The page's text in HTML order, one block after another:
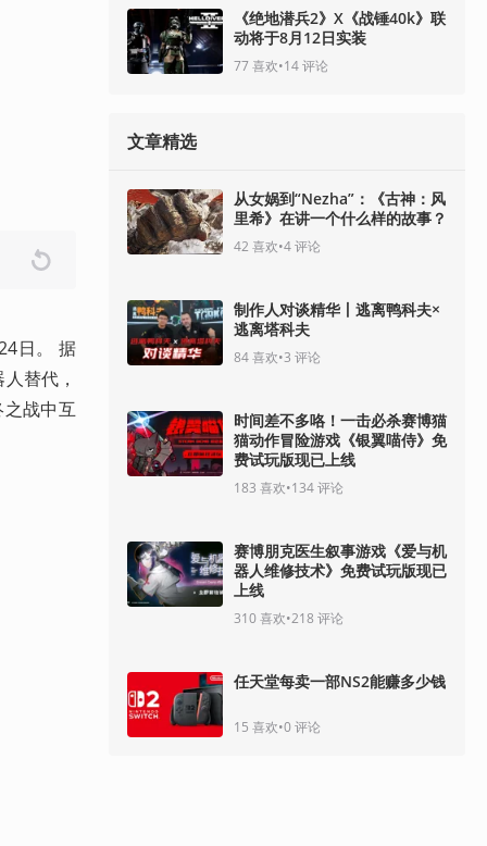
日。 据
替代，
战中互
《绝地潜兵2》X《战锤40k》联
动将于8月12日实装
77喜欢•14评论
文章精选
从女娲到“Nezha”：《古神：风
里希》在讲一个什么样的故事？
42 喜欢•4评论
制作人对谈精华丨逃离鸭科夫×
逃离塔科夫
84喜欢•3 评论
时间差不多咯！一击必杀赛博猫
猫动作冒险游戏《银翼喵侍》免
费试玩版现已上线
183 喜欢•134评论
赛博朋克医生叙事游戏《爱与机
器人维修技术》免费试玩版现已
上线
310喜欢•218 评论
任天堂每卖一部NS2能赚多少钱
15 喜欢•0评论